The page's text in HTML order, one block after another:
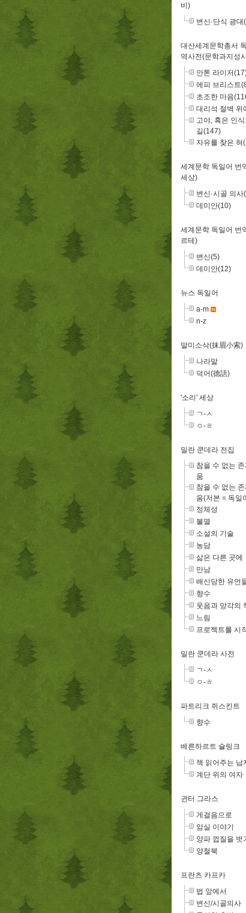
비)
변신·단식 광대
대산세계문학총서
역사전(문학과지성
안톤 라이저
에피 브리스트
초조한 마음
대리석 절벽 위
고야, 혹은 인
길(147)
자유를 찾은 혀
세계문학 독일어 번
세상)
변신·시골 의사
데미안(10)
세계문학 독일어 번
르테)
변신(5)
데미안(12)
뉴스 독일어
a-m
n-z
말미소삭(抹眉小索)
나라말
덕어(德語)
'소리' 세상
ㄱ-ㅅ
ㅇ-ㅎ
밀란 쿤데라 전집
참을 수 없는
움
참을 수 없는
움(저본 = 독일
정체성
불멸
소설의 기술
농담
삶은 다른 곳에
만남
배신당한 유언
향수
웃음과 망각의
느림
프로젝트를 시
밀란 쿤데라 사전
ㄱ-ㅅ
ㅇ-ㅎ
파트리크 쥐스킨트
향수
베른하르트 슐링크
책 읽어주는 남
계단 위의 여자
귄터 그라스
게걸음으로
암실 이야기
양파 껍질을 벗
양철북
프란츠 카프카
법 앞에서
변신/시골의사